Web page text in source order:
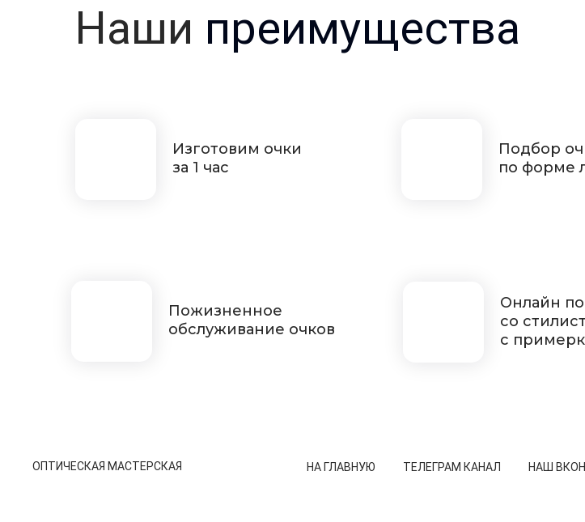
Наши преимущества
Изготовим очки
за 1 час
Подбор
по форме
Пожизненное
обслуживание очков
Онлайн
со
с
ОПТИЧЕСКАЯ МАСТЕРСКАЯ НА ГЛАВНУЮ ТЕЛЕГРАМ КАНАЛ НАШ